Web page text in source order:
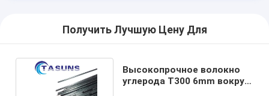
Получить Лучшую Цену Для
Высокопрочное волокно
углерода T300 6mm вокруг